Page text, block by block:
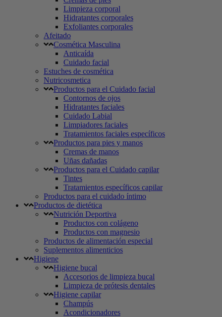
Limpieza corporal
Hidratantes corporales
Exfoliantes corporales
Afeitado
Cosmética Masculina
Anticaída
Cuidado facial
Estuches de cosmética
Nutricosmetica
Productos para el Cuidado facial
Contornos de ojos
Hidratantes faciales
Cuidado Labial
Limpiadores faciales
Tratamientos faciales específicos
Productos para pies y manos
Cremas de manos
Uñas dañadas
Productos para el Cuidado capilar
Tintes
Tratamientos específicos capilar
Productos para el cuidado íntimo
Productos de dietética
Nutrición Deportiva
Productos con colágeno
Productos con magnesio
Productos de alimentación especial
Suplementos alimenticios
Higiene
Higiene bucal
Accesorios de limpieza bucal
Limpieza de prótesis dentales
Higiene capilar
Champús
Acondicionadores